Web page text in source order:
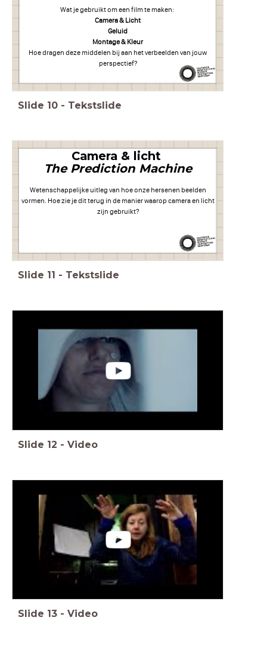
Wat je gebruikt om een film te maken:
Camera & Licht
Geluid
Montage & Kleur
Hoe dragen deze middelen bij aan het verbeelden van jouw
perspectief?
Slide 10 - Tekstslide
Camera & licht
The Prediction Machine
Wetenschappelijke uitleg van hoe onze hersenen beelden
vormen. Hoe zie je dit terug in de manier waarop camera en licht
zijn gebruikt?
Slide 11 - Tekstslide
Slide 12 - Video
Slide 13 - Video